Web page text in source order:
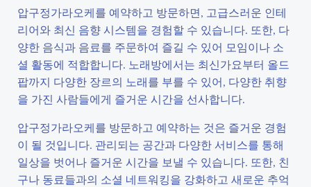
압구정가라오케를 예약하고 방문하면, 고급스러운 인테
리어와 최신 음향 시스템을 경험할 수 있습니다. 또한, 다
양한 음식과 음료를 주문하여 즐길 수 있어 모임이나 소
셜 활동에 적합합니다. 노래방에서는 최신가요부터 올드
팝까지 다양한 장르의 노래를 부를 수 있어, 다양한 취향
을 가진 사람들에게 즐거운 시간을 선사합니다.
압구정가라오케를 방문하고 예약하는 것은 즐거운 경험
이 될 것입니다. 관리되는 공간과 다양한 서비스를 통해
일상을 벗어나 즐거운 시간을 보낼 수 있습니다. 또한, 친
구나 동료들과의 소셜 네트워킹을 강화하고 새로운 추억